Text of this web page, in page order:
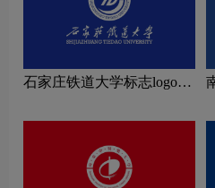
石家庄铁道大学标志logo图